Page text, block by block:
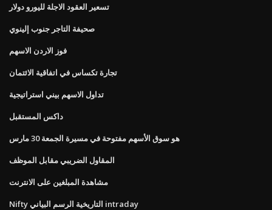
تسعير العقود الاجلة لليورو دولار
صحيفة التاجر جنوب إلينوي
فوز الاردن الاسهم
تجارة تكساس في اتفاقية الائتمان
تداول الاسهم بيني استراتيجية
داكس المستقبل
هو سوق الأسهم مفتوحة في مسيرة الجمعة 30 مارس
المقاول الضريبي مقابل الموظف
مشاهدة المبلغين على الانترنت
Nifty التاريخية الرسم البياني intraday